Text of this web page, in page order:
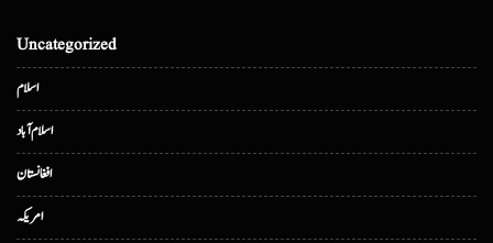
Uncategorized
اسلام
اسلام آباد
افغانستان
امریکہ